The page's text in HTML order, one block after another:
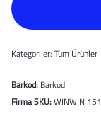
Kategoriler: Tüm Ürünler
Barkod: Barkod
Firma SKU:WINWIN